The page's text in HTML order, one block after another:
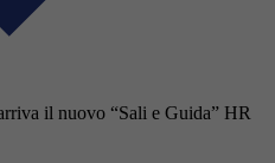
il nuovo “Sali e Guida” HR